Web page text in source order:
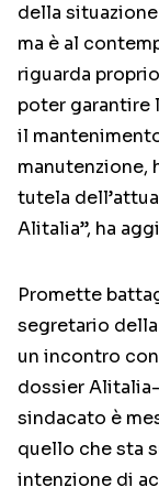
della
ma è al
riguarda
poter garantire
il
manutenzione,
tutela
Alitalia”, ha
Promette
segretario
un incontro
dossier
sindacato è
quello che sta
intenzione di